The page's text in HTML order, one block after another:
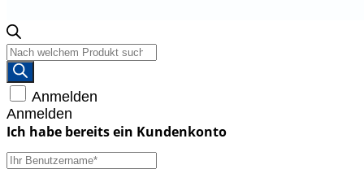
Products
search
Anmelden
Anmelden